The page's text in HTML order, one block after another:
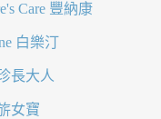
Care 豐納康
白樂汀
長大人
女寶